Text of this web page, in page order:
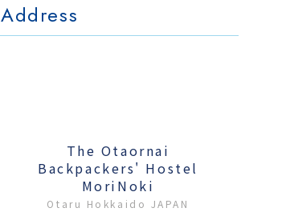
Address
The Otaornai
Backpackers' Hostel
MoriNoki
Otaru Hokkaido JAPAN